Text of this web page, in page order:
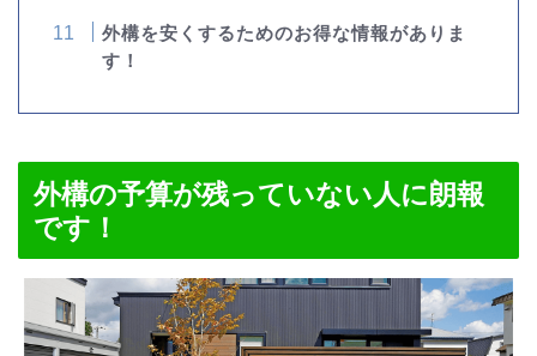
外構を安くするためのお得な情報がありま
す！
外構の予算が残っていない人に朗報
です！